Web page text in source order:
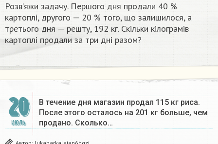
Розв’яжи задачу. Першого дня продали 40 %
картоплі, другого — 20 % того, що залишилося, а
третього дня — решту, 192 кг. Скільки кілограмів
картоплі продали за три дні разом?
20
ИЮЛЬ
В течение дня магазин продал 115 кг риса.
После этого осталось на 201 кг больше, чем
продано. Сколько…